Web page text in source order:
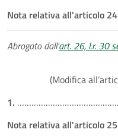
Nota relativa all'articolo 24
Abrogato dall'art. 26, l.r. 30
(Modifica
1.
Nota relativa all'articolo 25